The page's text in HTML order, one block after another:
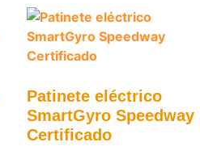
Patinete eléctrico
SmartGyro Speedway
Certificado